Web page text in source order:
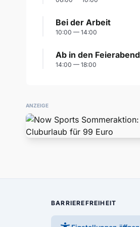
Bei der Arbeit
10:00 — 14:00
Ab in den Feierabend
14:00 — 18:00
ANZEIGE
BARRIEREFREIHEIT